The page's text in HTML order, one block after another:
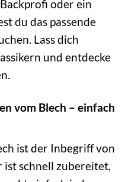
oder ein
du das passende
Lass dich
und entdecke
vom Blech – einfach
ist der Inbegriff von
ist schnell zubereitet,